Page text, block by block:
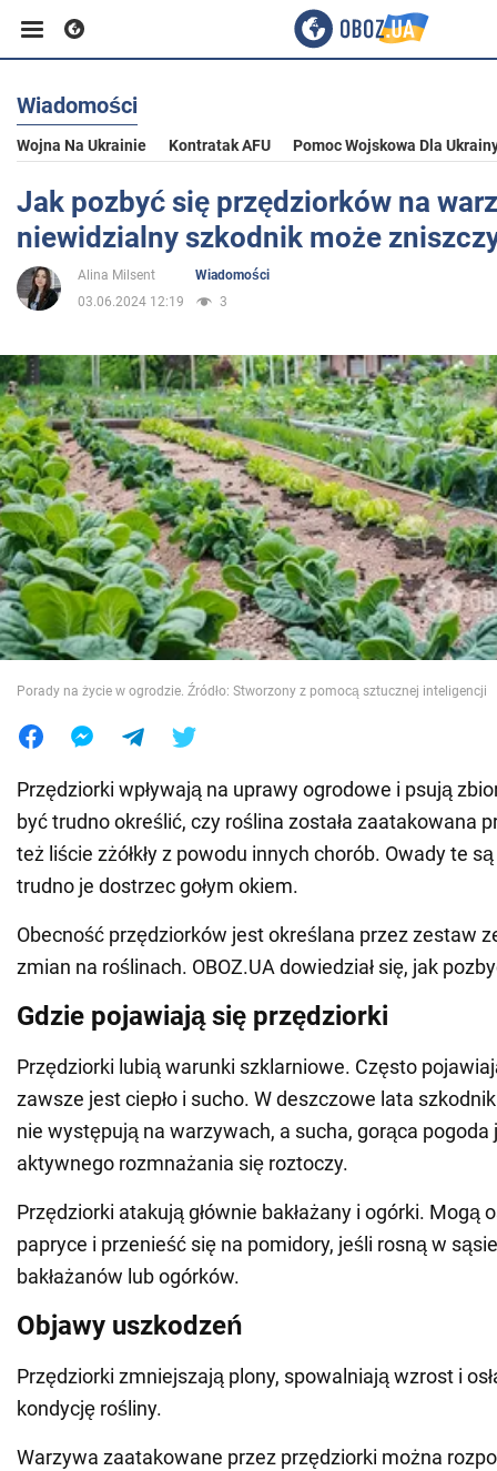
Biznes
Sport
Rozrywka
Polityka
Społeczeństwo
Wojna na Ukrainie
Świat
Jedzenie
Wiadomości
Wojna Na Ukrainie Kontratak AFU Pomoc Wojskowa Dla
Jak pozbyć się przędziorków na
niewidzialny szkodnik może
Alina Milsent
Wiadomości
03.06.2024 12:19
3
Porady na życie w ogrodzie. Źródło: Stworzony z pomocą sztucznej inteligencji
Przędziorki wpływają na uprawy ogrodowe i psują
być trudno określić, czy roślina została zaatakowana
też liście zżółkły z powodu innych chorób. Owady te są
trudno je dostrzec gołym okiem.
Obecność przędziorków jest określana przez zestaw
zmian na roślinach. OBOZ.UA dowiedział się, jak
Gdzie pojawiają się przędziorki
Przędziorki lubią warunki szklarniowe. Często
zawsze jest ciepło i sucho. W deszczowe lata
nie występują na warzywach, a sucha, gorąca pogoda
aktywnego rozmnażania się roztoczy.
Przędziorki atakują głównie bakłażany i ogórki. Mogą
papryce i przenieść się na pomidory, jeśli rosną w
bakłażanów lub ogórków.
Objawy uszkodzeń
Przędziorki zmniejszają plony, spowalniają wzrost i
kondycję rośliny.
Warzywa zaatakowane przez przędziorki można